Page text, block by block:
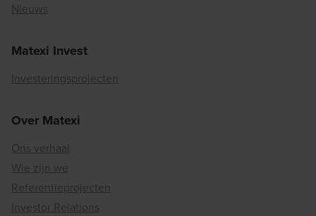
Nieuws
Matexi Invest
Investeringsprojecten
Over Matexi
Ons verhaal
Wie zijn we
Referentieprojecten
Investor Relations